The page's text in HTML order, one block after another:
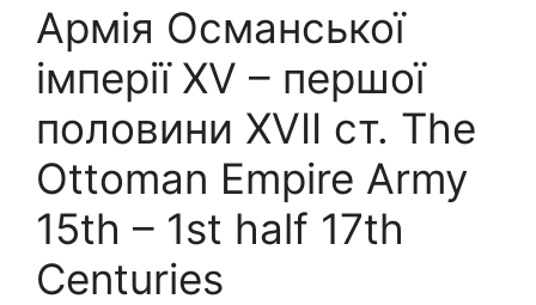
Армія Османської
імперії XV – першої
половини XVII ст. The
Ottoman Empire Army
15th – 1st half 17th
Centuries